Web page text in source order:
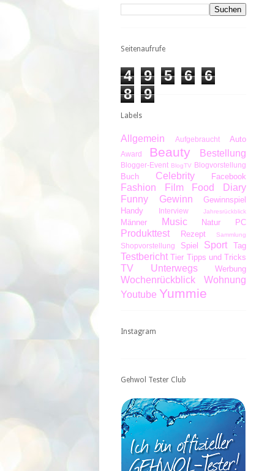
Seitenaufrufe
4 9 5 6
6
8
9
Labels
Allgemein Aufgebraucht Auto
Award Beauty Bestellung
Blogger-Event BlogTV Blogvorstellung
Buch Celebrity Facebook
Fashion Film
Food Diary
Funny
Gewinn
Gewinnspiel
Handy
Interview Jahresrückblick
Männer Music Natur PC
Produkttest Rezept Sammlung
Shopvorstellung Spiel Sport Tag
Testbericht Tier Tipps und Tricks
TV Unterwegs Werbung
Wochenrückblick
Wohnung
Youtube Yummie
Instagram
Gehwol Tester Club